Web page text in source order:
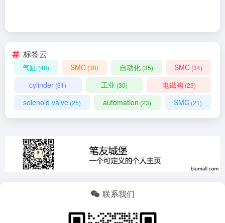
标签云
气缸 (48) SMC (38) 自动化 (35) SMC (34)
cylinder (31) 工业 (30) 电磁阀 (29)
solenoid valve (25) automation (23) SMC(21)
联系我们